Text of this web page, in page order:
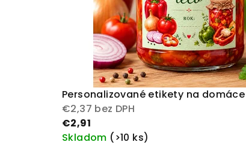
Personalizované etikety na
€2,37 bez DPH
€2,91
Skladom (>10 ks)